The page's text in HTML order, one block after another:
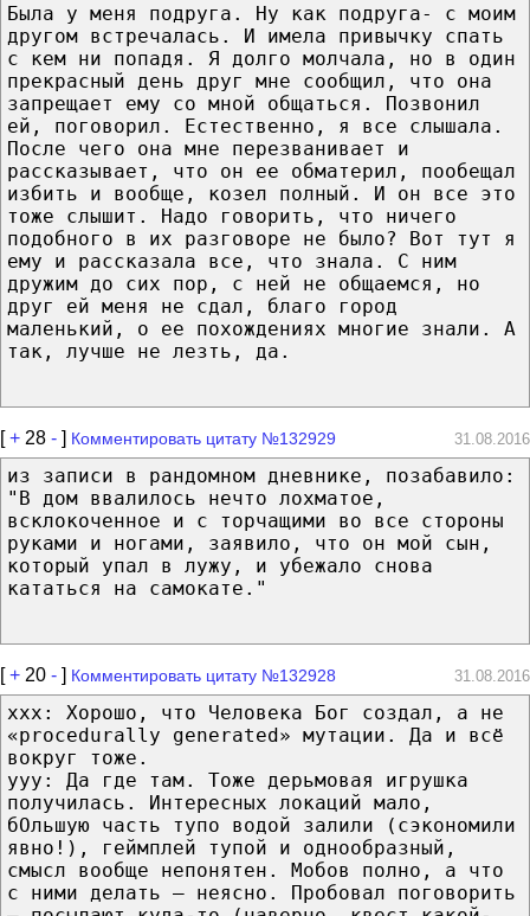
Была у меня подруга. Ну как подруга- с моим
другом встречалась. И имела привычку спать
с кем ни попадя. Я долго молчала, но в один
прекрасный день друг мне сообщил, что она
запрещает ему со мной общаться. Позвонил
ей, поговорил. Естественно, я все слышала.
После чего она мне перезванивает и
рассказывает, что он ее обматерил, пообещал
избить и вообще, козел полный. И он все это
тоже слышит. Надо говорить, что ничего
подобного в их разговоре не было? Вот тут я
ему и рассказала все, что знала. С ним
дружим до сих пор, с ней не общаемся, но
друг ей меня не сдал, благо город
маленький, о ее похождениях многие знали. А
так, лучше не лезть, да.
[+ 28 - ] Комментировать цитату №132929 31.08.2016
из записи в рандомном дневнике, позабавило:
"В дом ввалилось нечто лохматое,
всклокоченное и с торчащими во все стороны
руками и ногами, заявило, что он мой сын,
который упал в лужу, и убежало снова
кататься на самокате."
[+ 20 - ] Комментировать цитату №132928 31.08.2016
xxx: Хорошо, что Человека Бог создал, а не
«procedurally generated» мутации. Да и всё
вокруг тоже.
yyy: Да где там. Тоже дерьмовая игрушка
получилась. Интересных локаций мало,
бОльшую часть тупо водой залили (сэкономили
явно!), геймплей тупой и однообразный,
смысл вообще непонятен. Мобов полно, а что
с ними делать — неясно. Пробовал поговорить